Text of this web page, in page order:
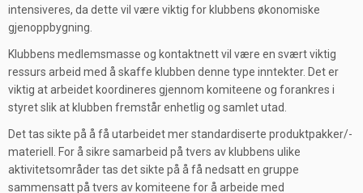
intensiveres, da dette vil være viktig for klubbens økonomiske
gjenoppbygning.
Klubbens medlemsmasse og kontaktnett vil være en svært viktig
ressurs arbeid med å skaffe klubben denne type inntekter. Det er
viktig at arbeidet koordineres gjennom komiteene og forankres i
styret slik at klubben fremstår enhetlig og samlet utad.
Det tas sikte på å få utarbeidet mer standardiserte produktpakker/-
materiell. For å sikre samarbeid på tvers av klubbens ulike
aktivitetsområder tas det sikte på å få nedsatt en gruppe
sammensatt på tvers av komiteene for å arbeide med